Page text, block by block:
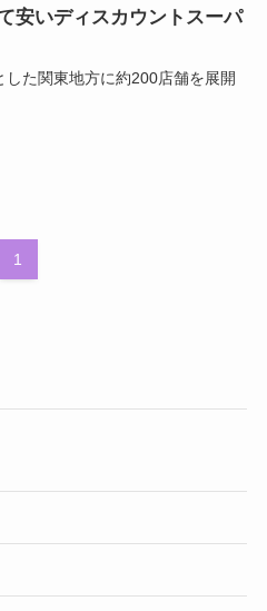
安いディスカウントスーパ
た関東地方に約200店舗を展開
1